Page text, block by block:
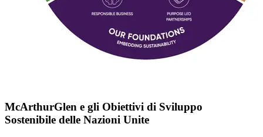
McArthurGlen e gli Obiettivi di Sviluppo
Sostenibile delle Nazioni Unite